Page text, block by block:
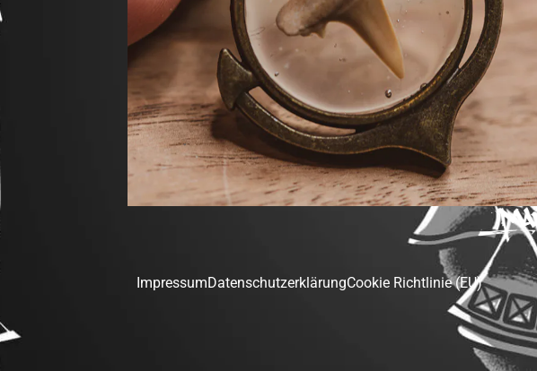
ImpressumDatenschutzerklärungCookie Richtlinie (EU)